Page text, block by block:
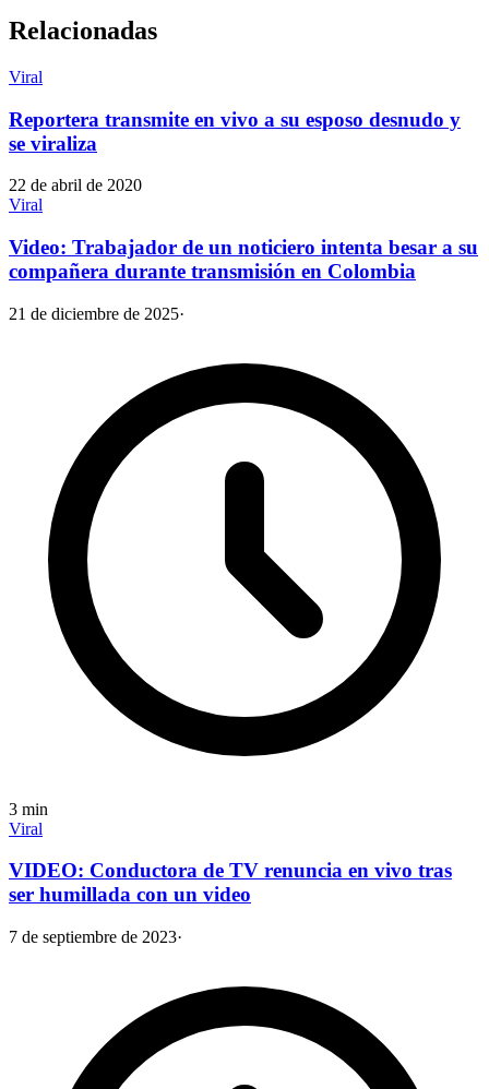
Relacionadas
Viral
Reportera transmite en vivo a su esposo desnudo y
se viraliza
22 de abril de 2020
Viral
Video: Trabajador de un noticiero intenta besar a su
compañera durante transmisión en Colombia
21 de diciembre de 2025·
3 min
Viral
VIDEO: Conductora de TV renuncia en vivo tras
ser humillada con un video
7 de septiembre de 2023·